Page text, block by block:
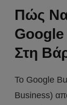
Πώς Να
Στη
Το Google
Business)